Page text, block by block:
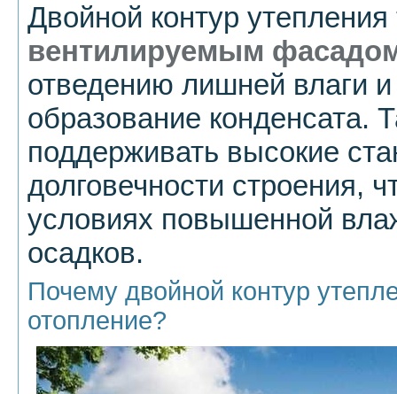
Двойной контур утепления
вентилируемым
отведению лишней влаги
образование конденсата.
поддерживать высокие
долговечности строения,
условиях повышенной
осадков.
Почему двойной контур
отопление?